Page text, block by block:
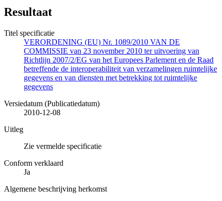
Resultaat
Titel specificatie
VERORDENING (EU) Nr. 1089/2010 VAN DE
COMMISSIE van 23 november 2010 ter uitvoering van
Richtlijn 2007/2/EG van het Europees Parlement en de Raad
betreffende de interoperabiliteit van verzamelingen ruimtelijke
gegevens en van diensten met betrekking tot ruimtelijke
gegevens
Versiedatum (Publicatiedatum)
2010-12-08
Uitleg
Zie vermelde specificatie
Conform verklaard
Ja
Algemene beschrijving herkomst